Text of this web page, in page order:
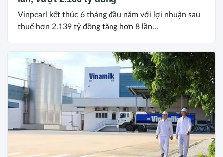
Vinpearl kết thúc 6 tháng đầu năm với lợi nhuận sau
thuế hơn 2.139 tỷ đồng tăng hơn 8 lần...